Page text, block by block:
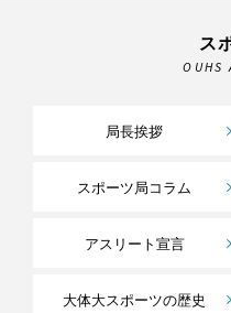
ス
OUHS
局長挨拶
スポーツ局コラム
アスリート宣言
大体大スポーツの歴史